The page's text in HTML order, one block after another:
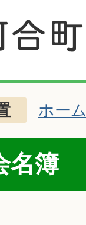
ホーム
名簿